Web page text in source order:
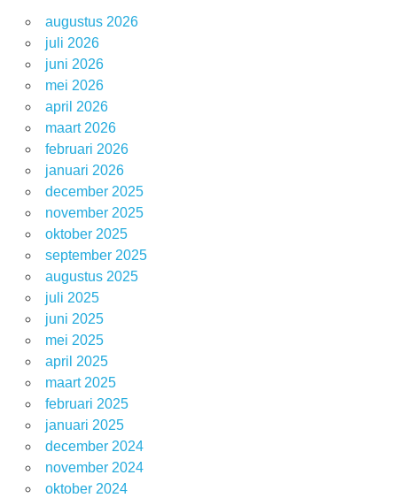
augustus 2026
juli 2026
juni 2026
mei 2026
april 2026
maart 2026
februari 2026
januari 2026
december 2025
november 2025
oktober 2025
september 2025
augustus 2025
juli 2025
juni 2025
mei 2025
april 2025
maart 2025
februari 2025
januari 2025
december 2024
november 2024
oktober 2024